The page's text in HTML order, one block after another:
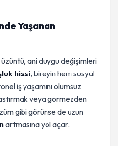
Yaşanan
ani duygu değişimleri
hissi, bireyin hem sosyal
iş yaşamını olumsuz
veya görmezden
gibi görünse de uzun
artmasına yol açar.